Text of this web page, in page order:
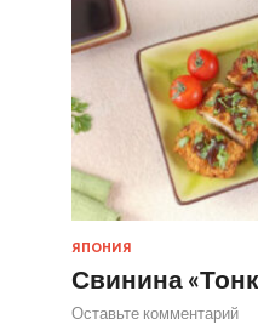
ЯПОНИЯ
Свинина
Оставьте комментарий